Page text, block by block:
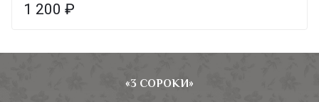
1 200 ₽
«3 СОРОКИ»